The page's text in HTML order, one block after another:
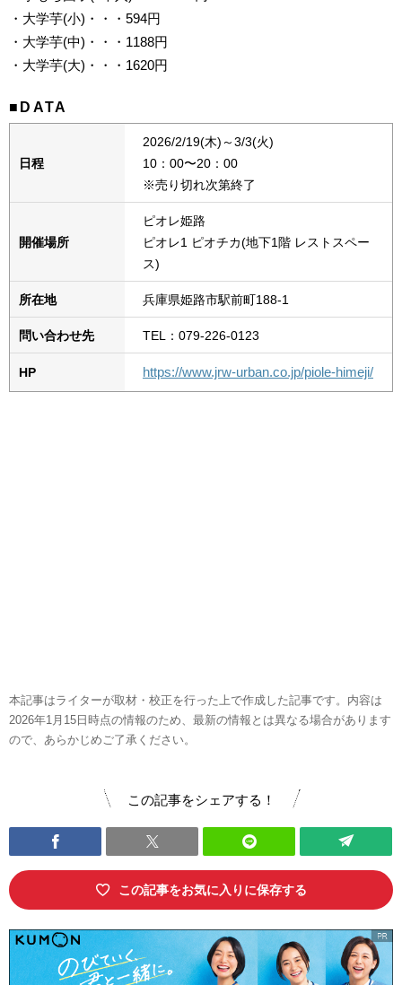
・大学芋(小)・・・594円
・大学芋(中)・・・1188円
・大学芋(大)・・・1620円
■DATA
日程
2026/2/19(木)～3/3(火)
10：00〜20：00
※売り切れ次第終了
開催場所
ピオレ姫路
ピオレ1 ピオチカ(地下1階 レストスペー
ス)
所在地 兵庫県姫路市駅前町188-1
問い合わせ先 TEL：079-226-0123
HP https://www.jrw-urban.co.jp/piole-himeji/
本記事はライターが取材・校正を行った上で作成した記事です。内容は
2026年1月15日時点の情報のため、最新の情報とは異なる場合があります
ので、あらかじめご了承ください。
この記事をシェアする！
この記事をお気に入りに保存する